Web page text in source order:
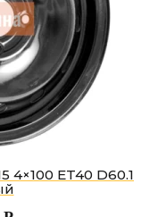
4×100 ET40 D60.1